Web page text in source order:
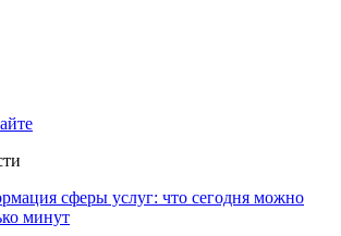
сферы услуг: что сегодня можно
минут